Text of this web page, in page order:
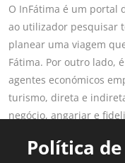
O InFátima é um portal
ao utilizador pesquisar
planear uma viagem
Fátima. Por outro lado,
agentes económicos
turismo, direta e
negócio, angariar e
Saber mais
Política